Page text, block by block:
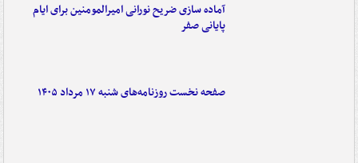
آماده سازی ضریح نورانی امیرالمومنین برای ایام
پایانی صفر
صفحه نخست روزنامه‌های شنبه ۱۷ مرداد ۱۴۰۵